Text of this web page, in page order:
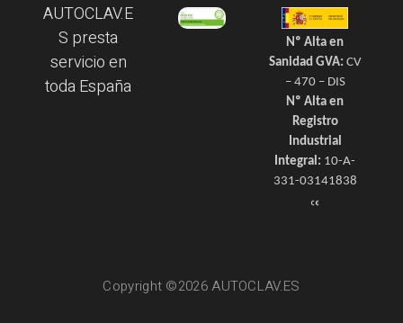
AUTOCLAV.E
S presta
servicio en
toda España
Nº Alta en
Sanidad GVA: CV
– 470 – DIS
Nº Alta en
Registro
Industrial
Integral: 10-A-
331-03141838
Copyright ©2026 AUTOCLAV.ES